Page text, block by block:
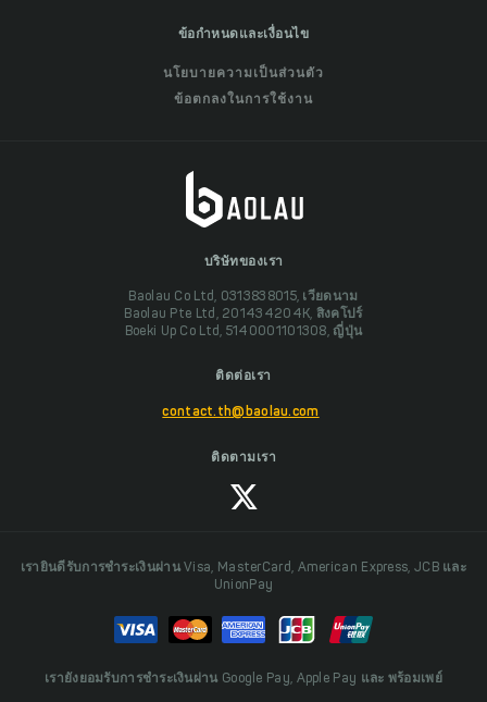
ข้อกำหนดและเงื่อนไข
นโยบายความเป็นส่วนตัว
ข้อตกลงในการใช้งาน
บริษัทของเรา
Baolau Co Ltd, 0313838015, เวียดนาม
Baolau Pte Ltd, 201434204K, สิงคโปร์
Boeki Up Co Ltd, 5140001101308, ญี่ปุ่น
ติดต่อเรา
contact.th@baolau.com
ติดตามเรา
เรายินดีรับการชำระเงินผ่าน Visa, MasterCard, American Express, JCB และ
UnionPay
เรายังยอมรับการชำระเงินผ่าน Google Pay, Apple Pay และ พร้อมเพย์